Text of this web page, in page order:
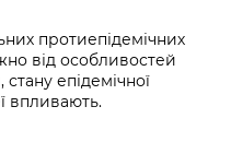
протиепідемічних
від особливостей
епідемічної
впливають.